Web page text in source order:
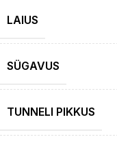
LAIUS
SÜGAVUS
TUNNELI PIKKUS